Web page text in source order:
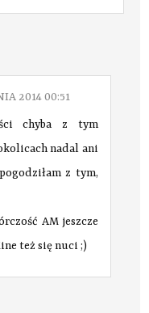
2014 00:51
chyba z tym
nadal ani
z tym,
AM jeszcze
też się nuci ;)